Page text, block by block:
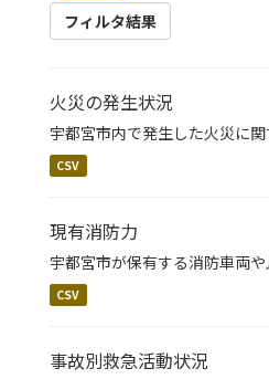
フィルタ結果
火災の発生状況
宇都宮市内で発生した火災に
CSV
現有消防力
宇都宮市が保有する消防車両
CSV
事故別救急活動状況